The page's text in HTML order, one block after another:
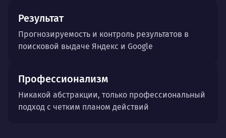
Результат
Прогнозируемость и контроль результатов в
поисковой выдаче Яндекс и Google
Профессионализм
Никакой абстракции, только профессиональный
подход с четким планом действий